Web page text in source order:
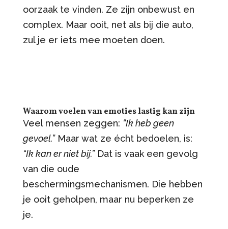
oorzaak te vinden. Ze zijn onbewust en
complex. Maar ooit, net als bij die auto,
zul je er iets mee moeten doen.
Waarom voelen van emoties lastig kan zijn
Veel mensen zeggen: “Ik heb geen
gevoel.”Maar wat ze écht bedoelen, is:
“Ik kan er niet bij.”Dat is vaak een gevolg
van die oude
beschermingsmechanismen. Die hebben
je ooit geholpen, maar nu beperken ze
je.